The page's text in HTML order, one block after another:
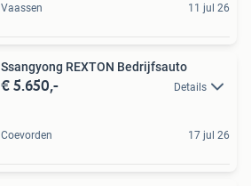
Vaassen 11 jul 26
Ssangyong REXTON Bedrijfsauto
€ 5.650,- Details
Coevorden 17 jul 26